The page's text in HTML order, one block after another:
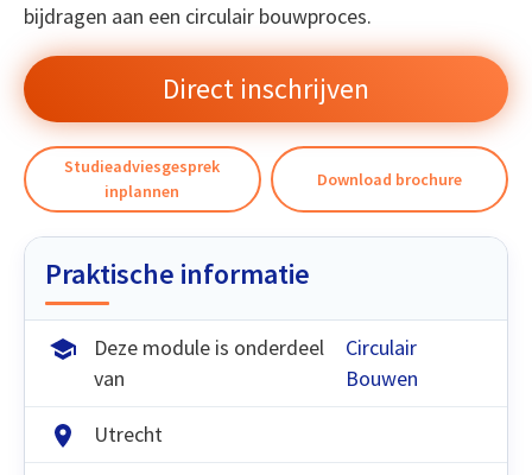
bijdragen aan een circulair bouwproces.
Download brochure
Studieadviesgesprek
inplannen
Direct inschrijven
Praktische informatie
Deze module is onderdeel
van
Circulair
Bouwen
Utrecht